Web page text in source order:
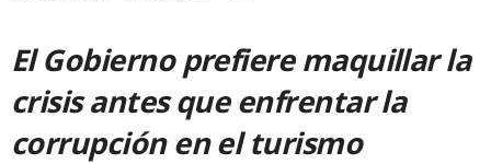
El Gobierno prefiere maquillar la
crisis antes que enfrentar la
corrupción en el turismo